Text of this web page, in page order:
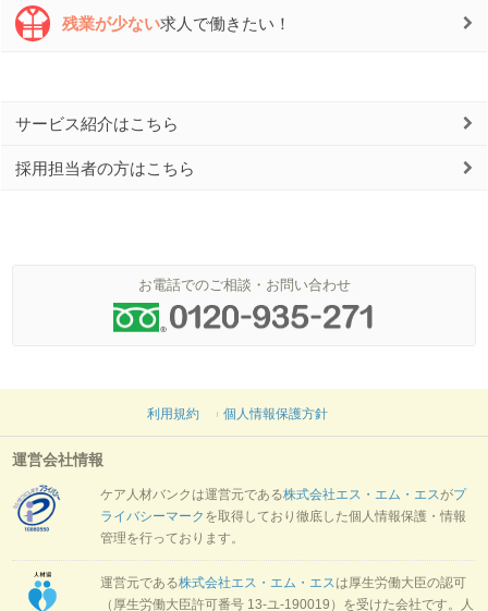
残業が少ない求人で働きたい！
サービス紹介はこちら
採用担当者の方はこちら
お電話でのご相談・お問い合わせ
利用規約 個人情報保護方針
運営会社情報
ケア人材バンクは運営元である株式会社エス・エム・エスがプ
ライバシーマーク を取得しており徹底した個人情報保護・情報
管理を行っております。
運営元である株式会社エス・エム・エスは厚生労働大臣の認可
（厚生労働大臣許可番号 13-ユ-190019）を受けた会社です。人